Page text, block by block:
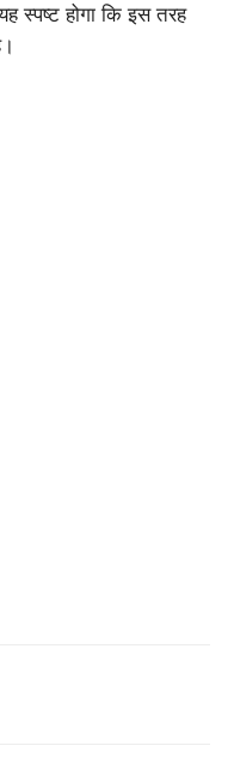
स्पष्ट होगा कि इस तरह